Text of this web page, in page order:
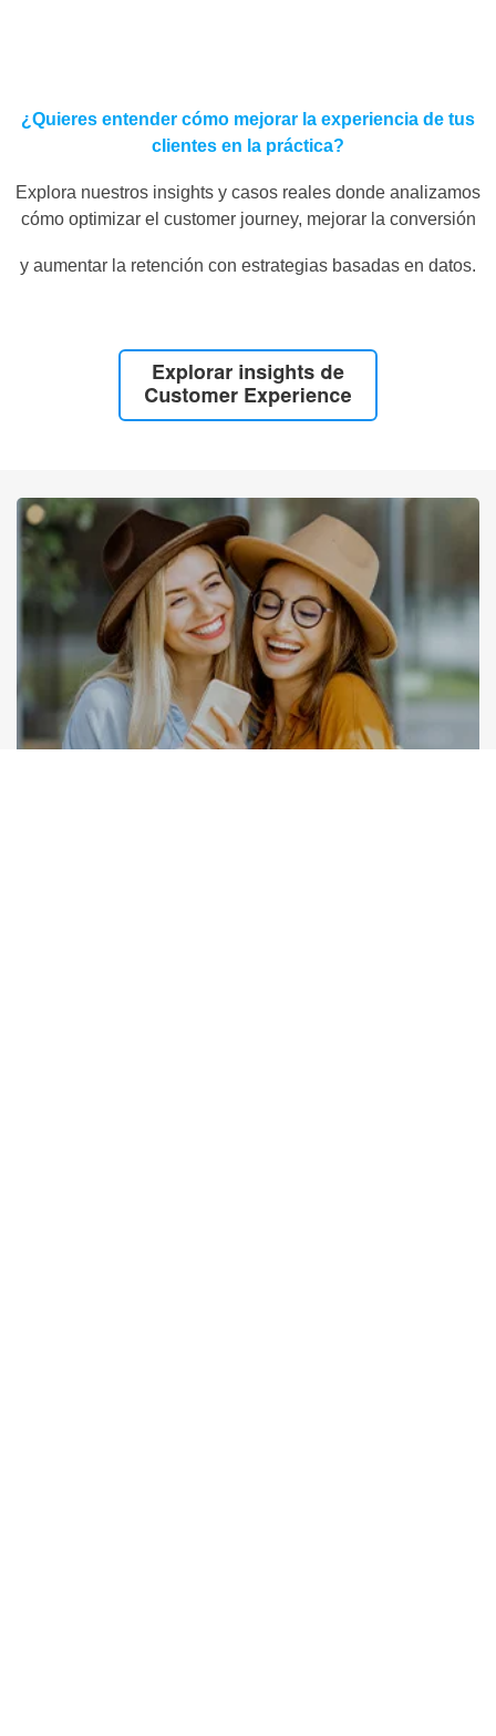
¿Quieres entender cómo mejorar la experiencia de tus
clientes en la práctica?
Explora nuestros insights y casos reales donde analizamos
cómo optimizar el customer journey, mejorar la conversión
y aumentar la retención con estrategias basadas en datos.